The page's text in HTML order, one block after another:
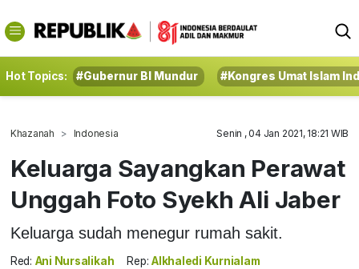
Hot Topics: #Gubernur BI Mundur #Kongres Umat Islam
Khazanah Indonesia Senin , 04 Jan 2021, 18:21 WIB
Keluarga Sayangkan Perawat
Unggah Foto Syekh Ali Jaber
Keluarga sudah menegur rumah sakit.
Red: Ani Nursalikah Rep: Alkhaledi Kurnialam